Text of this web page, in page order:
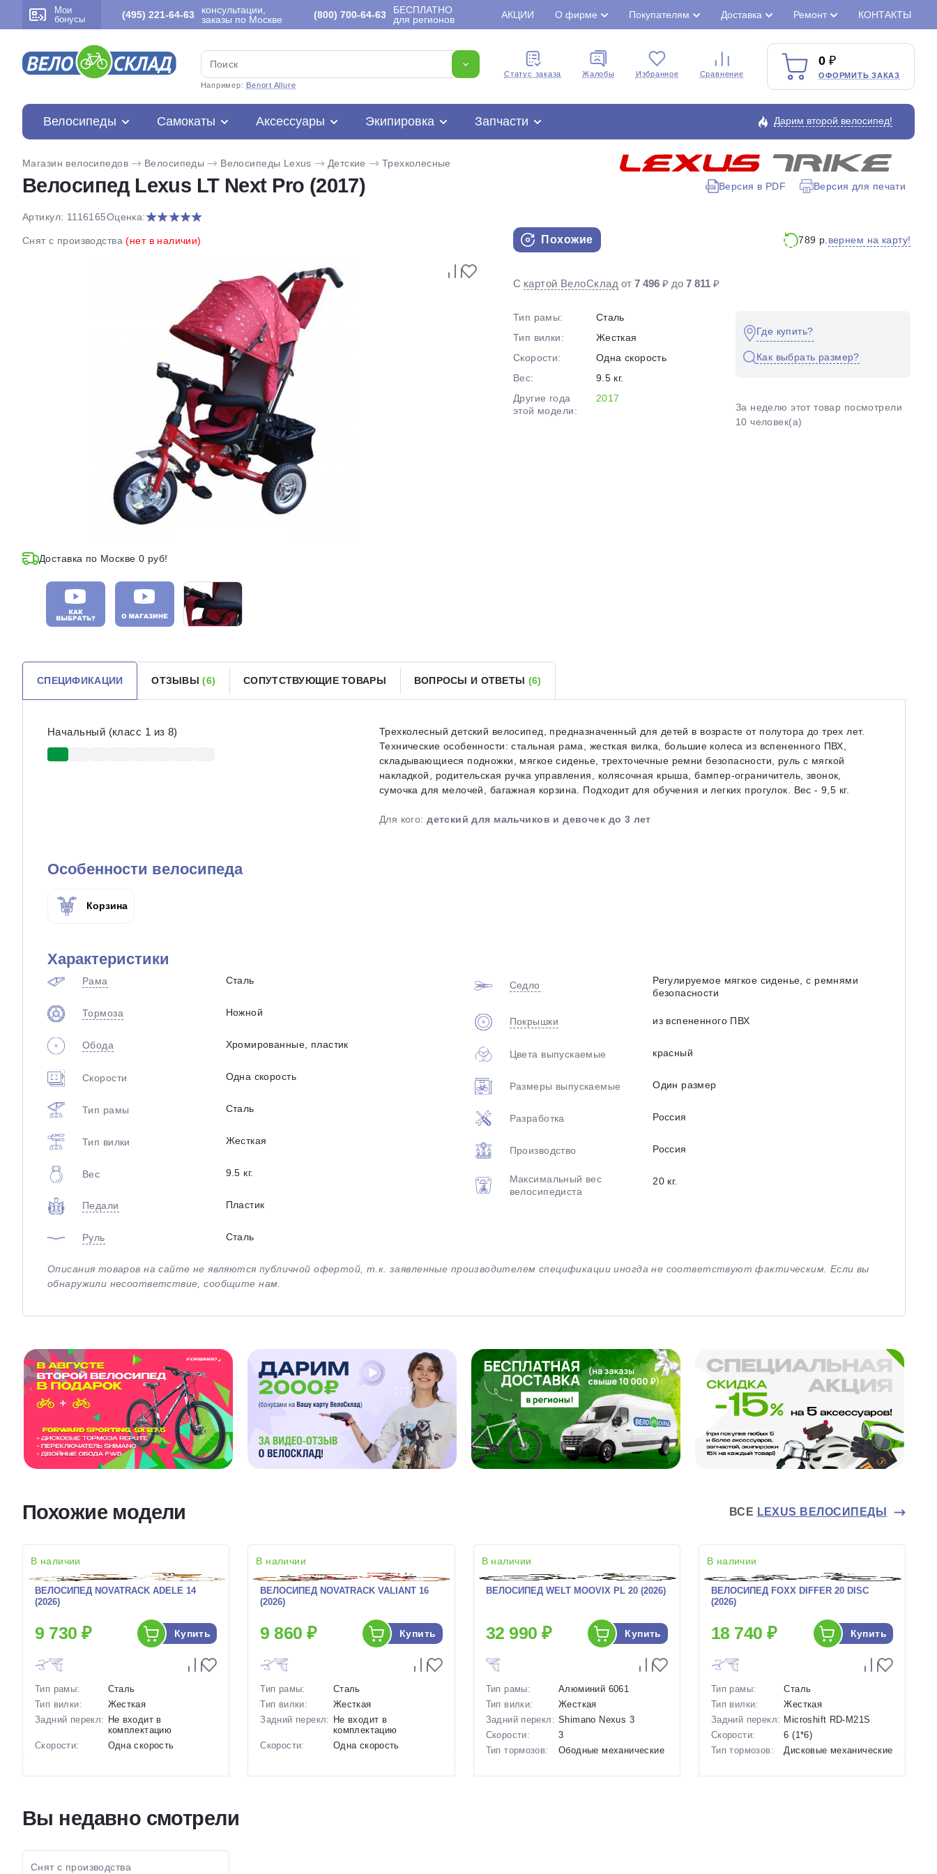
Мои
бонусы
(495) 221-64-63
консультации,
заказы по Москве
(800) 700-64-63
БЕСПЛАТНО
для регионов
АКЦИИ О фирме Покупателям Доставка Ремонт КОНТАКТЫ
Например: Benort Allure
Cтатус заказа Жалобы Избранное Сравнение
0
ОФОРМИТЬ ЗАКАЗ
Велосипеды Самокаты Аксессуары Экипировка Запчасти Дарим второй велосипед!
Магазин велосипедов Велосипеды Велосипеды Lexus Детские Трехколесные
Велосипед Lexus LT Next Pro (2017) Версия в PDF Версия для печати
Артикул: 1116165Оценка:
Снят с производства(нет в наличии)
Доставка по Москве 0 руб!
Похожие 789 р. вернем на карту!
С картой ВелоСклад от7 496 ₽ до7 811 ₽
Тип рамы:
Сталь
Тип вилки:
Жесткая
Скорости:
Одна скорость
Вес:
9.5 кг.
Другие года
этой модели:
2017
Где купить?
Как выбрать размер?
За неделю этот товар посмотрели
10 человек(а)
СПЕЦИФИКАЦИИ ОТЗЫВЫ(6) СОПУТСТВУЮЩИЕ ТОВАРЫ ВОПРОСЫ И ОТВЕТЫ (6)
Начальный (класс 1 из 8)
Трехколесный детский велосипед, предназначенный для детей в возрасте от полутора до трех лет.
Технические особенности: стальная рама, жесткая вилка, большие колеса из вспененного ПВХ,
складывающиеся подножки, мягкое сиденье, трехточечные ремни безопасности, руль с мягкой
накладкой, родительская ручка управления, колясочная крыша, бампер-ограничитель, звонок,
сумочка для мелочей, багажная корзина. Подходит для обучения и легких прогулок. Вес - 9,5 кг.
Для кого:детский для мальчиков и девочек до 3 лет
Особенности велосипеда
Корзина
Характеристики
Рама Сталь
Тормоза Ножной
Обода Хромированные, пластик
Скорости Одна скорость
Тип рамы Сталь
Тип вилки Жесткая
Вес 9.5 кг.
Педали Пластик
Руль Сталь
Седло
Регулируемое мягкое сиденье, с ремнями
безопасности
Покрышки из вспененного ПВХ
Цвета выпускаемые красный
Размеры выпускаемые Один размер
Разработка Россия
Производство Россия
Максимальный вес
велосипедиста
20 кг.
Описания товаров на сайте не являются публичной офертой, т.к. заявленные производителем спецификации иногда не соответствуют фактическим. Если вы
обнаружили несоответствие, сообщите нам.
Похожие модели ВСЕ LEXUS ВЕЛОСИПЕДЫ
В наличии
ВЕЛОСИПЕД NOVATRACK ADELE 14
(2026)
9 730 ₽ Купить
Тип рамы:
Сталь
Тип вилки:
Жесткая
Задний перекл: Не входит в
комплектацию
Скорости:
Одна скорость
Цвет-размер в
наличии:
Фиолетовый, Зеленый
В наличии
ВЕЛОСИПЕД NOVATRACK VALIANT 16
(2026)
9 860 ₽ Купить
Тип рамы:
Сталь
Тип вилки:
Жесткая
Задний перекл: Не входит в
комплектацию
Скорости:
Одна скорость
В наличии
ВЕЛОСИПЕД WELT MOOVIX PL 20 (2026)
32 990 ₽ Купить
Тип рамы:
Алюминий 6061
Тип вилки:
Жесткая
Задний перекл: Shimano Nexus 3
Скорости:
3
Тип тормозов:
Ободные механические
В наличии
ВЕЛОСИПЕД FOXX DIFFER 20 DISC
(2026)
18 740 ₽ Купить
Тип рамы:
Сталь
Тип вилки:
Жесткая
Задний перекл: Microshift RD-M21S
Скорости:
6 (1*6)
Тип тормозов:
Дисковые механические
Вы недавно смотрели
Снят с производства
Закрыть
Разбейте
оплату
на части
Оставшиеся75% будутсписываться
с вашей картыпо25%каждые 2 недели
Подробнееоб оплате Плайтом
раз в 2 недели